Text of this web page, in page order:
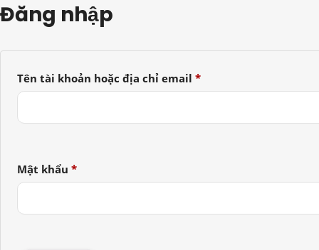
Đăng nhập
Tên tài khoản hoặc địa chỉ email *Bắt
Mật khẩu *Bắt